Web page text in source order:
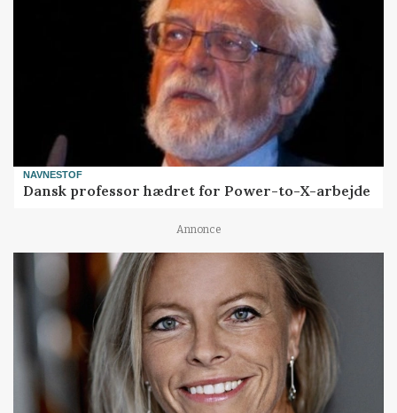
NAVNESTOF
Dansk professor hædret for Power-to-X-arbejde
Annonce